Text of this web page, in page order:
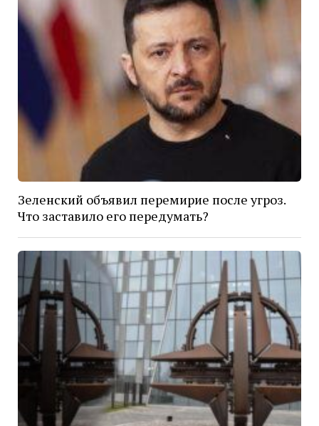
Зеленский объявил перемирие после угроз.
Что заставило его передумать?